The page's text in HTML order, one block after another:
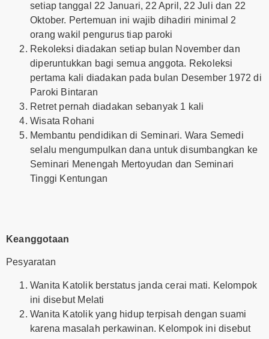
setiap tanggal 22 Januari, 22 April, 22 Juli dan 22
Oktober. Pertemuan ini wajib dihadiri minimal 2
orang wakil pengurus tiap paroki
Rekoleksi diadakan setiap bulan November dan
diperuntukkan bagi semua anggota. Rekoleksi
pertama kali diadakan pada bulan Desember 1972 di
Paroki Bintaran
Retret pernah diadakan sebanyak 1 kali
Wisata Rohani
Membantu pendidikan di Seminari. Wara Semedi
selalu mengumpulkan dana untuk disumbangkan ke
Seminari Menengah Mertoyudan dan Seminari
Tinggi Kentungan
Keanggotaan
Pesyaratan
Wanita Katolik berstatus janda cerai mati. Kelompok
ini disebut Melati
Wanita Katolik yang hidup terpisah dengan suami
karena masalah perkawinan. Kelompok ini disebut